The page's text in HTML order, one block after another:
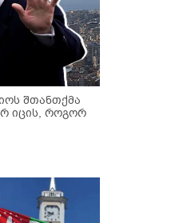
შთანთქმა
იცის, როგორ